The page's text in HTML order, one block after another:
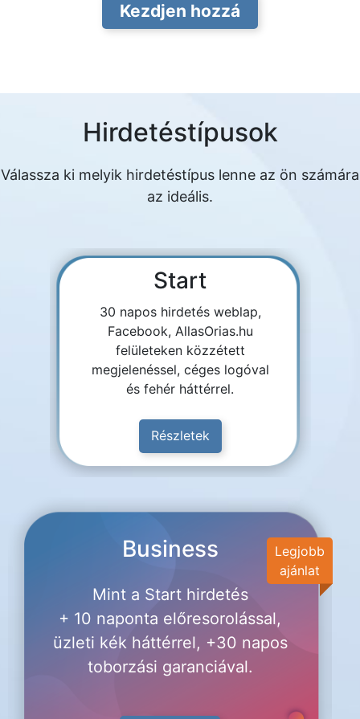
Kezdjen hozzá
Hirdetéstípusok
Válassza ki melyik hirdetéstípus lenne az ön számára
az ideális.
Start
30 napos hirdetés weblap,
Facebook, AllasOrias.hu
felületeken közzétett
megjelenéssel, céges logóval
és fehér háttérrel.
Részletek
Legjobb
ajánlat
Business
Mint a Start hirdetés
+ 10 naponta előresorolással,
üzleti kék háttérrel, +30 napos
toborzási garanciával.